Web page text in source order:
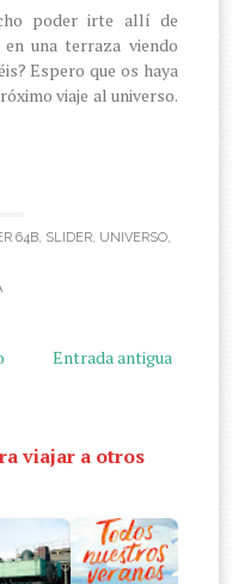
poder irte allí de
una terraza viendo
Espero que os haya
viaje al universo.
64B SLIDER UNIVERSO
Entrada antigua
viajar a otros